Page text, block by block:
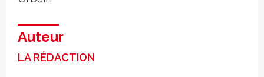
Auteur
LA RÉDACTION